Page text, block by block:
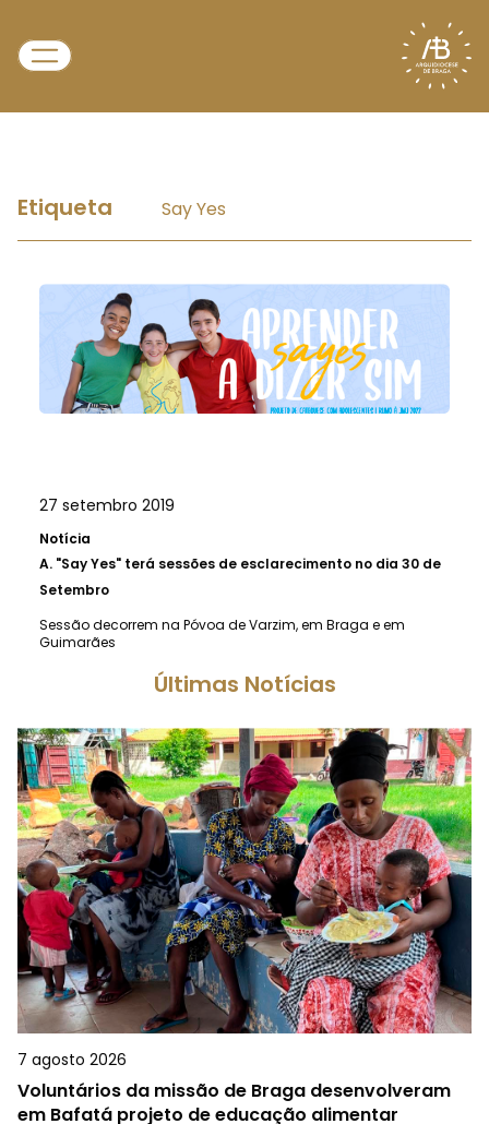
Etiqueta Say Yes
27 setembro 2019
Notícia
A. "Say Yes" terá sessões de esclarecimento no dia 30 de
Setembro
Sessão decorrem na Póvoa de Varzim, em Braga e em
Guimarães
Últimas Notícias
7 agosto 2026
Voluntários da missão de Braga desenvolveram
em Bafatá projeto de educação alimentar